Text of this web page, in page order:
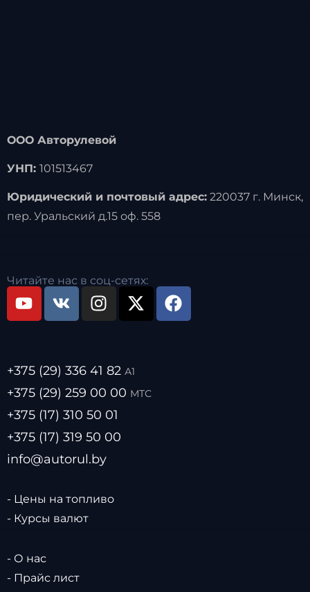
ООО Авторулевой
УНП: 101513467
Юридический и почтовый адрес:220037 г. Минск,
пер. Уральский д.15 оф. 558
Читайте нас в соц-сетях:
+375 (29) 336 41 82 А1
+375 (29) 259 00 00 МТС
+375 (17) 310 50 01
+375 (17) 319 50 00
info@autorul.by
- Цены на топливо
- Курсы валют
- О нас
- Прайс лист